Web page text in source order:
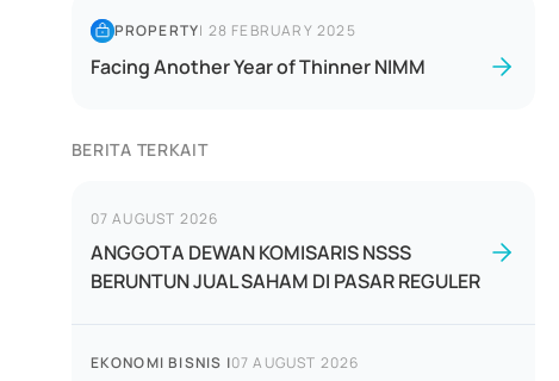
PROPERTY| 28 FEBRUARY 2025
Facing Another Year of Thinner NIMM
BERITA TERKAIT
07 AUGUST 2026
ANGGOTA DEWAN KOMISARIS NSSS
BERUNTUN JUAL SAHAM DI PASAR REGULER
EKONOMI BISNIS |07 AUGUST 2026